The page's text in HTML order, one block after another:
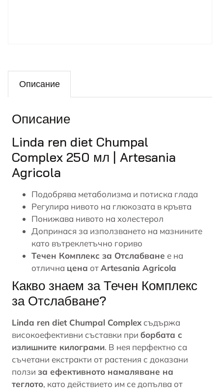
Описание
Описание
Linda ren diet Chumpal
Complex 250 мл | Artesania
Agricola
Подобрява метаболизма и потиска глада
Регулира нивото на глюкозата в кръвта
Понижава нивото на холестерол
Допринася за използването на мазнините
като вътреклетъчно гориво
Течен Комплекс за Отслабване е на
отлична цена отArtesania Agricola
Какво знаем за Течен Комплекс
за Отслабване?
Linda ren diet Chumpal Complex съдържа
високоефективни съставки при борбата с
излишните килограми. В нея перфектно са
съчетани екстракти от растения с доказани
ползи за ефективното намаляване на
теглото, като действието им се допълва от